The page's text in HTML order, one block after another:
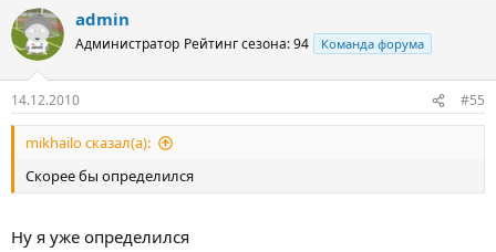
admin
Администратор Рейтинг сезона: 94 Команда форума
14.12.2010 #55
mikhailo сказал(а):
Скорее бы определился
Ну я уже определился